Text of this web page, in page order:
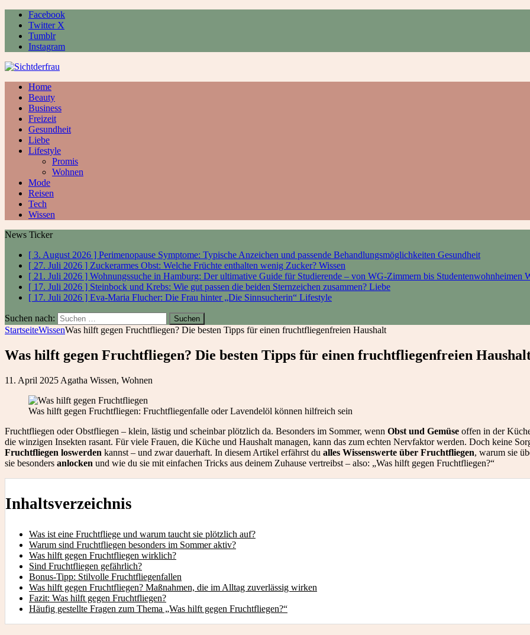
Facebook
Twitter X
Tumblr
Instagram
Home
Beauty
Business
Freizeit
Gesundheit
Liebe
Lifestyle
Promis
Wohnen
Mode
Reisen
Tech
Wissen
News Ticker
[ 3. August 2026 ] Perimenopause Symptome: Typische Anzeichen und passende Behandlungsmöglichkeiten Gesundheit
[ 27. Juli 2026 ] Zuckerarmes Obst: Welche Früchte enthalten wenig Zucker? Wissen
[ 21. Juli 2026 ] Wohnungssuche in Hamburg: Der ultimative Guide für Studierende – von WG-Zimmern bis Studentenwohnheimen
[ 17. Juli 2026 ] Steinbock und Krebs: Wie gut passen die beiden Sternzeichen zusammen? Liebe
[ 17. Juli 2026 ] Eva-Maria Flucher: Die Frau hinter „Die Sinnsucherin“ Lifestyle
Suchen nach:
StartseiteWissenWas hilft gegen Fruchtfliegen? Die besten Tipps für einen fruchtfliegenfreien Haushalt
Was hilft gegen Fruchtfliegen? Die besten Tipps für einen fruchtfliegenfreien
11. April 2025 Agatha Wissen, Wohnen
Was hilft gegen Fruchtfliegen: Fruchtfliegenfalle oder Lavendelöl können hilfreich sein
Fruchtfliegen oder Obstfliegen – klein, lästig und scheinbar plötzlich da. Besonders im Sommer, wenn Obst und Gemüse offen in der
die winzigen Insekten rasant. Für viele Frauen, die Küche und Haushalt managen, kann das zum echten Nervfaktor werden. Doch keine
Fruchtfliegen loswerden kannst – und zwar dauerhaft. In diesem Artikel erfährst du alles Wissenswerte über Fruchtfliegen, warum sie
sie besonders anlocken und wie du sie mit einfachen Tricks aus deinem Zuhause vertreibst – also: „Was hilft gegen Fruchtfliegen?“
Inhaltsverzeichnis
Was ist eine Fruchtfliege und warum taucht sie plötzlich auf?
Warum sind Fruchtfliegen besonders im Sommer aktiv?
Was hilft gegen Fruchtfliegen wirklich?
Sind Fruchtfliegen gefährlich?
Bonus-Tipp: Stilvolle Fruchtfliegenfallen
Was hilft gegen Fruchtfliegen? Maßnahmen, die im Alltag zuverlässig wirken
Fazit: Was hilft gegen Fruchtfliegen?
Häufig gestellte Fragen zum Thema „Was hilft gegen Fruchtfliegen?“